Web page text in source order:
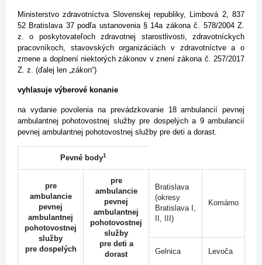
Ministerstvo zdravotníctva Slovenskej republiky, Limbová 2, 837
52 Bratislava 37 podľa ustanovenia § 14a zákona č. 578/2004 Z.
z. o poskytovateľoch zdravotnej starostlivosti, zdravotníckych
pracovníkoch, stavovských organizáciách v zdravotníctve a o
zmene a doplnení niektorých zákonov v znení zákona č. 257/2017
Z. z. (ďalej len „zákon“)
vyhlasuje výberové konanie
na vydanie povolenia na prevádzkovanie 18 ambulancií pevnej
ambulantnej pohotovostnej služby pre dospelých a 9 ambulancií
pevnej ambulantnej pohotovostnej služby pre deti a dorast.
Pevné body1
pre
ambulancie
pevnej
ambulantnej
pohotovostnej
služby
pre dospelých
pre
ambulancie
pevnej
ambulantnej
pohotovostnej
služby
pre deti a
dorast
Bratislava
(okresy
Bratislava I,
II, III)
Komárno
Gelnica Levoča